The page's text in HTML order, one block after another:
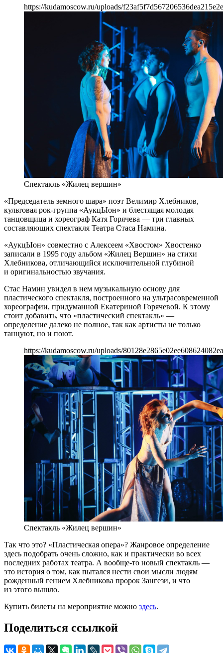
https://kudamoscow.ru/uploads/
Спектакль «Жилец вершин»
«Председатель земного шара» поэт Велимир Хлебников,
культовая рок-группа «АукцЫон» и блестящая молодая
танцовщица и хореограф Катя Горячева — три главных
составляющих спектакля Театра Стаса Намина.
«АукцЫон» совместно с Алексеем «Хвостом» Хвостенко
записали в 1995 году альбом «Жилец Вершин» на стихи
Хлебникова, отличающийся исключительной глубиной
и оригинальностью звучания.
Стас Намин увидел в нем музыкальную основу для
пластического спектакля, построенного на ультрасовременной
хореографии, придуманной Екатериной Горячевой. К этому
стоит добавить, что «пластический спектакль» —
определение далеко не полное, так как артисты не только
танцуют, но и поют.
https://kudamoscow.ru/uploads/
Спектакль «Жилец вершин»
Так что это? «Пластическая опера»? Жанровое определение
здесь подобрать очень сложно, как и практически во всех
последних работах театра. А вообще-то новый спектакль —
это история о том, как пытался нести свои мысли людям
рожденный гением Хлебникова пророк Зангези, и что
из этого вышло.
Купить билеты на мероприятие можно здесь.
Поделиться ссылкой